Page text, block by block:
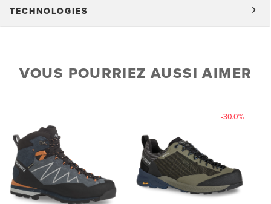
TECHNOLOGIES
VOUS POURRIEZ AUSSI AIMER
-30.0%